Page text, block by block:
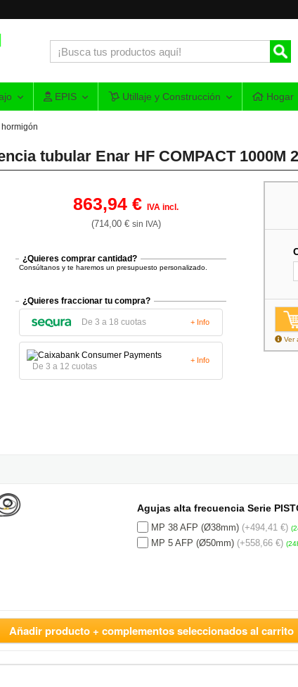
EPIS Utillaje y Construcción Hogar
tubular Enar HF COMPACT 1000M
863,94 €IVA incl.
(714,00 € sin IVA)
¿Quieres comprar cantidad?
Consúltanos y te haremos un presupuesto personalizado.
¿Quieres fraccionar tu compra?
De 3 a 18 cuotas + Info
De 3 a 12 cuotas
+ Info
Ver
Agujas alta frecuencia Serie
MP 38 AFP (Ø38mm) (+494,41 €)
MP 5 AFP (Ø50mm) (+558,66 €)
Añadir producto + complementos seleccionados al carrito